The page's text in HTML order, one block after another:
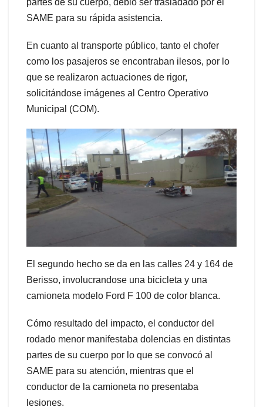
partes de su cuerpo, debió ser trasladado por el
SAME para su rápida asistencia.
En cuanto al transporte público, tanto el chofer
como los pasajeros se encontraban ilesos, por lo
que se realizaron actuaciones de rigor,
solicitándose imágenes al Centro Operativo
Municipal (COM).
El segundo hecho se da en las calles 24 y 164 de
Berisso, involucrandose una bicicleta y una
camioneta modelo Ford F 100 de color blanca.
Cómo resultado del impacto, el conductor del
rodado menor manifestaba dolencias en distintas
partes de su cuerpo por lo que se convocó al
SAME para su atención, mientras que el
conductor de la camioneta no presentaba
lesiones.